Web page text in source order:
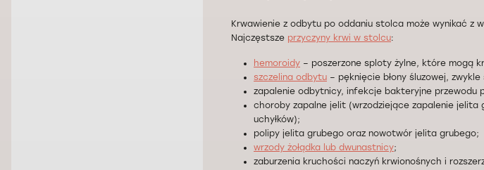
Krwawienie z odbytu po oddaniu stolca może wynikać z
Najczęstsze przyczyny krwi w stolcu:
hemoroidy – poszerzone sploty żylne, które mogą
szczelina odbytu – pęknięcie błony śluzowej,
zapalenie odbytnicy, infekcje bakteryjne przewodu
choroby zapalne jelit (wrzodziejące zapalenie jelita
uchyłków);
polipy jelita grubego oraz nowotwór jelita grubego;
wrzody żołądka lub dwunastnicy;
zaburzenia kruchości naczyń krwionośnych i